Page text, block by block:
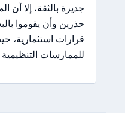
جديرة بالثقة، إلا أن
حذرين وأن يقوموا
قرارات استثمارية،
للممارسات